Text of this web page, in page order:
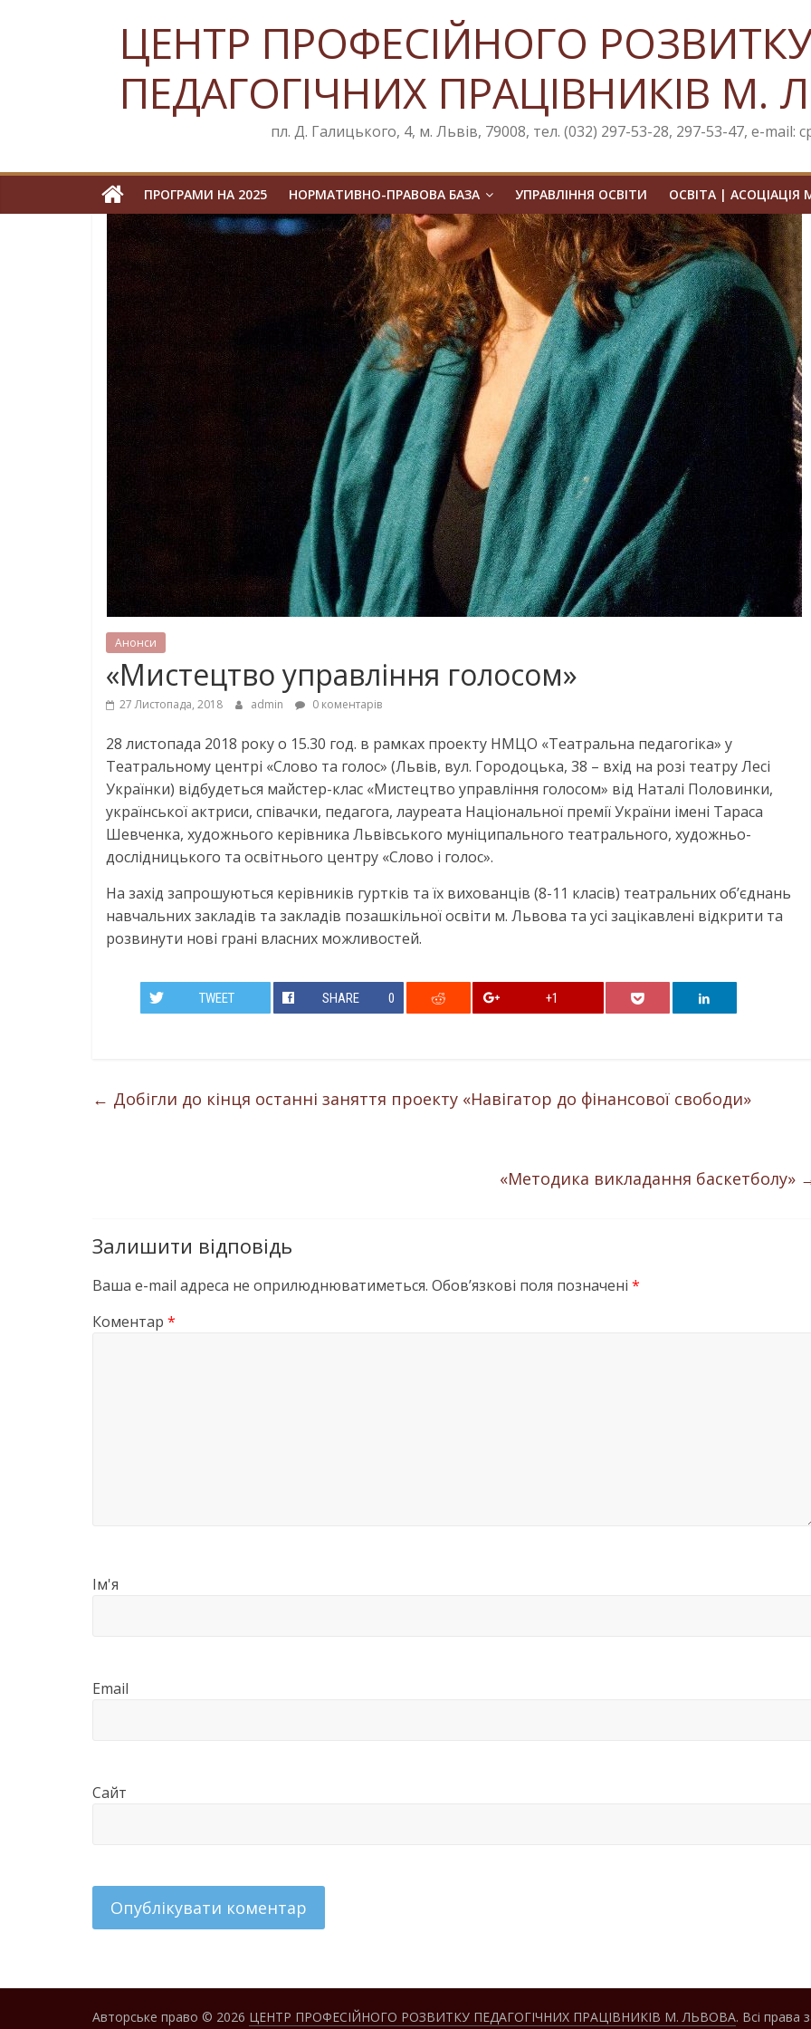
ЦЕНТР ПРОФЕСІЙНОГО
ПЕДАГОГІЧНИХ ПРАЦІВНИКІВ М.
пл. Д. Галицького, 4, м. Львів, 79008, тел. (032) 297-53-28, 297-53-47, e-mail:
ПРОГРАМИ НА 2025 НОРМАТИВНО-ПРАВОВА БАЗА УПРАВЛІННЯ ОСВІТИ ОСВІТА | АСОЦІАЦІЯ
Анонси
«Мистецтво управління голосом»
27 Листопада, 2018 admin 0 коментарів
28 листопада 2018 року о 15.30 год. в рамках проекту НМЦО «Театральна педагогіка» у
Театральному центрі «Слово та голос» (Львів, вул. Городоцька, 38 – вхід на розі театру Лесі
Українки) відбудеться майстер-клас «Мистецтво управління голосом» від Наталі Половинки,
української актриси, співачки, педагога, лауреата Національної премії України імені Тараса
Шевченка, художнього керівника Львівського муніципального театрального, художньо-
дослідницького та освітнього центру «Слово і голос».
На захід запрошуються керівників гуртків та їх вихованців (8-11 класів) театральних об’єднань
навчальних закладів та закладів позашкільної освіти м. Львова та усі зацікавлені відкрити та
розвинути нові грані власних можливостей.
TWEET SHARE 0 +1
← Добігли до кінця останні заняття проекту «Навігатор до фінансової свободи»
«Методика викладання баскетболу»
Залишити відповідь
Ваша e-mail адреса не оприлюднюватиметься. Обов’язкові поля позначені *
Коментар *
Ім'я
Email
Сайт
Авторське право © 2026 ЦЕНТР ПРОФЕСІЙНОГО РОЗВИТКУ ПЕДАГОГІЧНИХ ПРАЦІВНИКІВ М. ЛЬВОВА. Всі права